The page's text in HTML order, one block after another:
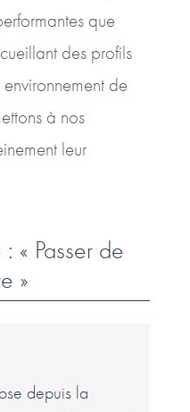
que
des profils
de
à nos
leur
« Passer de
»
depuis la